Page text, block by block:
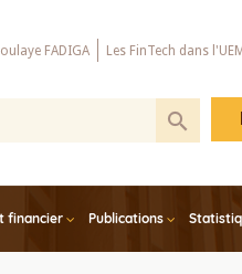
FADIGA Les FinTech dans
financier Publications